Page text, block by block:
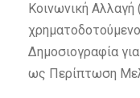
Κοινωνική
Δημοσιογραφία
ως Περίπτωση